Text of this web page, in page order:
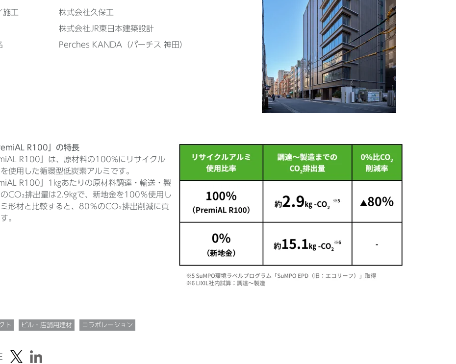
施工 株式会社久保工
株式会社JR東日本建築設計
Perches KANDA（パーチス 神田）
R100」の特長
R100」は、原材料の100%にリサイクル
使用した循環型低炭素アルミです。
R100」1㎏あたりの原材料調達・輸送・製
CO₂排出量は2.9㎏で、新地金を100％使用し
形材と比較すると、80％のCO₂排出削減に貢
。
ト ビル・店舗用建材 コラボレーション